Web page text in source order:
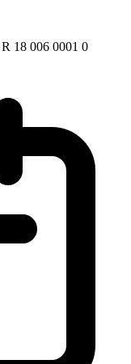
R 18 006 0001 0